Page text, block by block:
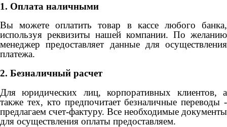
1. Оплата наличными
Вы можете оплатить товар в кассе любого банка,
используя реквизиты нашей компании. По желанию
менеджер предоставляет данные для осуществления
платежа.
2. Безналичный расчет
Для юридических лиц, корпоративных клиентов, а
также тех, кто предпочитает безналичные переводы -
предлагаем счет-фактуру. Все необходимые документы
для осуществления оплаты предоставляем.